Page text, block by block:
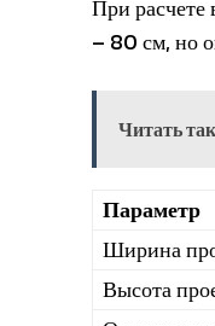
При расчете
– 80 см, но
Читать
Параметр
Ширина
Высота